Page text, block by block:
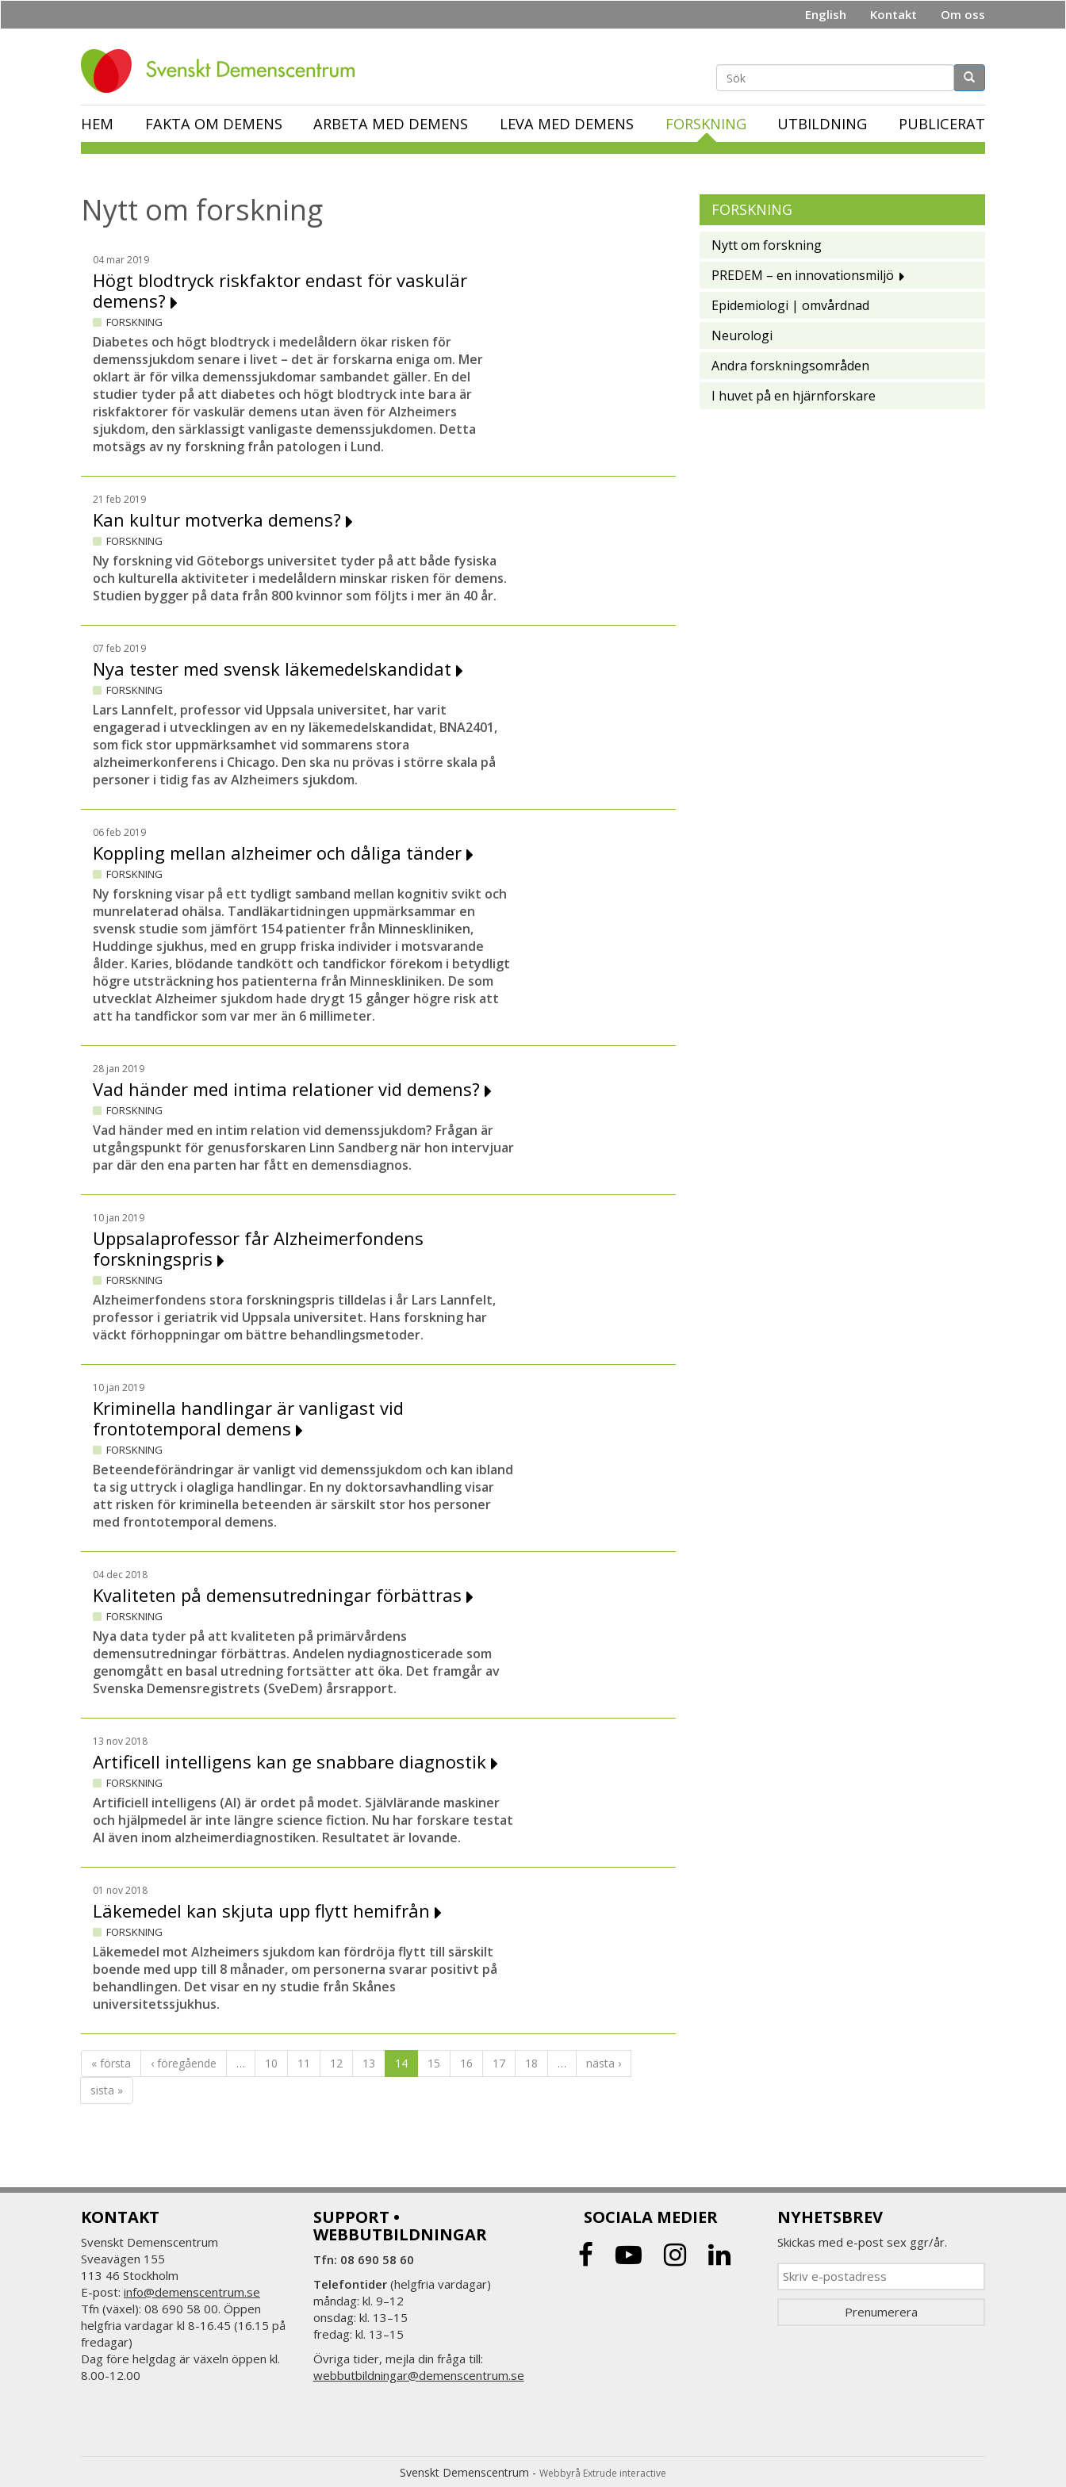
English Kontakt Om oss
Sökformulär
HEM FAKTA OM DEMENS ARBETA MED DEMENS LEVA MED DEMENS FORSKNING UTBILDNING PUBLICERAT
Nytt om forskning
04 mar 2019
Högt blodtryck riskfaktor endast för vaskulär
demens?
FORSKNING
Diabetes och högt blodtryck i medelåldern ökar risken för
demenssjukdom senare i livet – det är forskarna eniga om. Mer
oklart är för vilka demenssjukdomar sambandet gäller. En del
studier tyder på att diabetes och högt blodtryck inte bara är
riskfaktorer för vaskulär demens utan även för Alzheimers
sjukdom, den särklassigt vanligaste demenssjukdomen. Detta
motsägs av ny forskning från patologen i Lund.
21 feb 2019
Kan kultur motverka demens?
FORSKNING
Ny forskning vid Göteborgs universitet tyder på att både fysiska
och kulturella aktiviteter i medelåldern minskar risken för demens.
Studien bygger på data från 800 kvinnor som följts i mer än 40 år.
07 feb 2019
Nya tester med svensk läkemedelskandidat
FORSKNING
Lars Lannfelt, professor vid Uppsala universitet, har varit
engagerad i utvecklingen av en ny läkemedelskandidat, BNA2401,
som fick stor uppmärksamhet vid sommarens stora
alzheimerkonferens i Chicago. Den ska nu prövas i större skala på
personer i tidig fas av Alzheimers sjukdom.
06 feb 2019
Koppling mellan alzheimer och dåliga tänder
FORSKNING
Ny forskning visar på ett tydligt samband mellan kognitiv svikt och
munrelaterad ohälsa. Tandläkartidningen uppmärksammar en
svensk studie som jämfört 154 patienter från Minneskliniken,
Huddinge sjukhus, med en grupp friska individer i motsvarande
ålder. Karies, blödande tandkött och tandfickor förekom i betydligt
högre utsträckning hos patienterna från Minneskliniken. De som
utvecklat Alzheimer sjukdom hade drygt 15 gånger högre risk att
att ha tandfickor som var mer än 6 millimeter.
28 jan 2019
Vad händer med intima relationer vid demens?
FORSKNING
Vad händer med en intim relation vid demenssjukdom? Frågan är
utgångspunkt för genusforskaren Linn Sandberg när hon intervjuar
par där den ena parten har fått en demensdiagnos.
10 jan 2019
Uppsalaprofessor får Alzheimerfondens
forskningspris
FORSKNING
Alzheimerfondens stora forskningspris tilldelas i år Lars Lannfelt,
professor i geriatrik vid Uppsala universitet. Hans forskning har
väckt förhoppningar om bättre behandlingsmetoder.
10 jan 2019
Kriminella handlingar är vanligast vid
frontotemporal demens
FORSKNING
Beteendeförändringar är vanligt vid demenssjukdom och kan ibland
ta sig uttryck i olagliga handlingar. En ny doktorsavhandling visar
att risken för kriminella beteenden är särskilt stor hos personer
med frontotemporal demens.
04 dec 2018
Kvaliteten på demensutredningar förbättras
FORSKNING
Nya data tyder på att kvaliteten på primärvårdens
demensutredningar förbättras. Andelen nydiagnosticerade som
genomgått en basal utredning fortsätter att öka. Det framgår av
Svenska Demensregistrets (SveDem) årsrapport.
13 nov 2018
Artificell intelligens kan ge snabbare diagnostik
FORSKNING
Artificiell intelligens (AI) är ordet på modet. Självlärande maskiner
och hjälpmedel är inte längre science fiction. Nu har forskare testat
AI även inom alzheimerdiagnostiken. Resultatet är lovande.
01 nov 2018
Läkemedel kan skjuta upp flytt hemifrån
FORSKNING
Läkemedel mot Alzheimers sjukdom kan fördröja flytt till särskilt
boende med upp till 8 månader, om personerna svarar positivt på
behandlingen. Det visar en ny studie från Skånes
universitetssjukhus.
« första ‹ föregående … 10 11 12 13 14 15 16 17 18 …
nästa ›
sista »
FORSKNING
Nytt om forskning
PREDEM – en innovationsmiljö
Epidemiologi | omvårdnad
Neurologi
Andra forskningsområden
I huvet på en hjärnforskare
KONTAKT
Svenskt Demenscentrum
Sveavägen 155
113 46 Stockholm
E-post: info@demenscentrum.se
Tfn (växel): 08 690 58 00. Öppen
helgfria vardagar kl 8-16.45 (16.15 på
fredagar)
Dag före helgdag är växeln öppen kl.
8.00-12.00
SUPPORT •
WEBBUTBILDNINGAR
Tfn: 08 690 58 60
Telefontider(helgfria vardagar)
måndag: kl. 9–12
onsdag: kl. 13–15
fredag: kl. 13–15
Övriga tider, mejla din fråga till:
webbutbildningar@demenscentrum.se
SOCIALA MEDIER NYHETSBREV
Skickas med e-post sex ggr/år.
Svenskt Demenscentrum - Webbyrå Extrude interactive